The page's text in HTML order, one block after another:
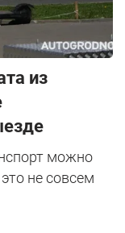
из
можно
не совсем